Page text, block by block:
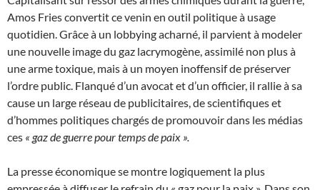
Amos Fries convertit ce venin en outil politique à usage
quotidien. Grâce à un lobbying acharné, il parvient à modeler
une nouvelle image du gaz lacrymogène, assimilé non plus à
une arme toxique, mais à un moyen inoffensif de préserver
l’ordre public. Flanqué d’un avocat et d’un officier, il rallie à sa
cause un large réseau de publicitaires, de scientifiques et
d’hommes politiques chargés de promouvoir dans les médias
ces « gaz de guerre pour temps de paix ».
La presse économique se montre logiquement la plus